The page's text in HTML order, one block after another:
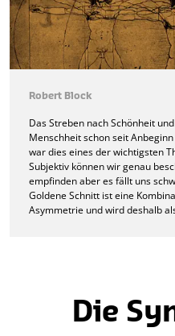
Robert Block
Das Streben nach Schönheit
Menschheit schon seit
war dies eines der wichtigsten
Subjektiv können wir genau
empfinden aber es fällt uns
Goldene Schnitt ist eine
Asymmetrie und wird deshalb
Die